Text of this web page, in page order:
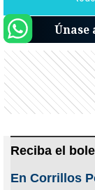
Únase
Reciba el
En Corrillos